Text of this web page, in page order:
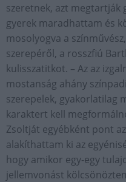
szeretnek, azt megtartják
gyerek maradhattam és
mosolyogva a
szerepéről, a rosszfiú
kulisszatitkot. – Az az
mostanság ahány
szerepelek, gyakorlatilag
karaktert kell
Zsoltját egyébként pont
alakíthattam ki az
hogy amikor egy-egy
jellemvonást